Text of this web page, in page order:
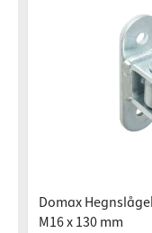
Domax
M16 x 130 mm